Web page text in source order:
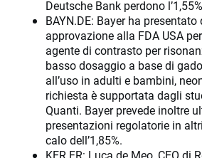
Deutsche Bank perdono
BAYN.DE: Bayer ha
approvazione alla FDA USA
agente di contrasto per
basso dosaggio a base di
all’uso in adulti e bambini,
richiesta è supportata dagli
Quanti. Bayer prevede inoltre
presentazioni regolatorie in
calo dell’1,85%.
KER.FR: Luca de Meo, CEO di